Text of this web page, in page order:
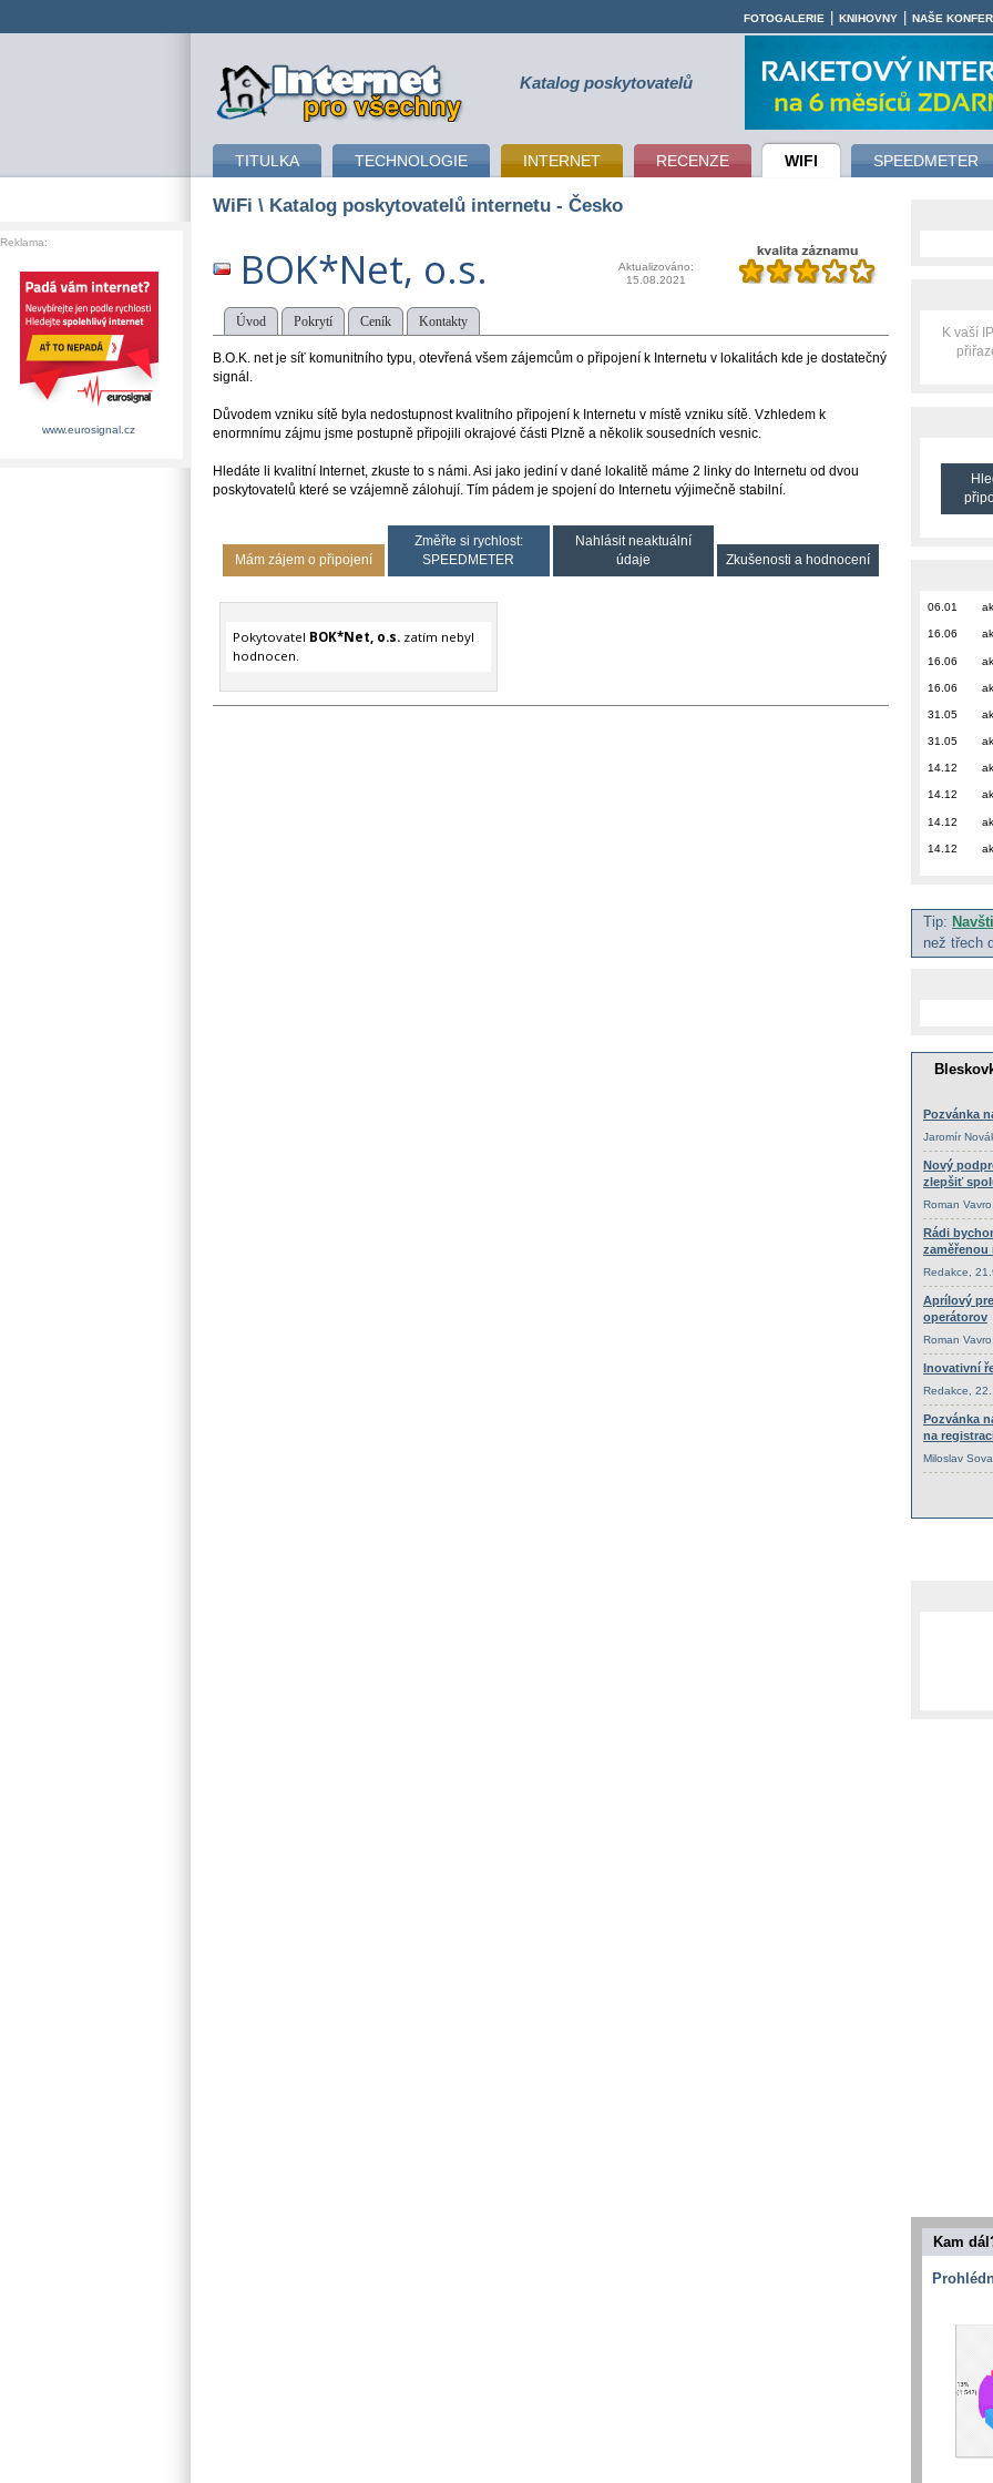
připojení k internetu Katalog poskytovatelů
TITULKA TECHNOLOGIE INTERNET RECENZE WIFI SPEEDMETER
FOTOGALERIE KNIHOVNY NAŠE
WiFi \ Katalog poskytovatelů internetu - Česko
BOK*Net, o.s.
Aktualizováno:
15.08.2021
Úvod Pokrytí Ceník Kontakty
B.O.K. net je síť komunitního typu, otevřená všem zájemcům o připojení k Internetu v lokalitách kde je dostatečný
signál.
Důvodem vzniku sítě byla nedostupnost kvalitního připojení k Internetu v místě vzniku sítě. Vzhledem k
enormnímu zájmu jsme postupně připojili okrajové části Plzně a několik sousedních vesnic.
Hledáte li kvalitní Internet, zkuste to s námi. Asi jako jediní v dané lokalitě máme 2 linky do Internetu od dvou
poskytovatelů které se vzájemně zálohují. Tím pádem je spojení do Internetu výjimečně stabilní.
Mám zájem o připojení
Změřte si rychlost:
SPEEDMETER
Nahlásit neaktuální
údaje
Zkušenosti a hodnocení
Pokytovatel BOK*Net, o.s.zatím nebyl
hodnocen.
K vaší
06.01
16.06
16.06
16.06
31.05
31.05
14.12
14.12
14.12
14.12
Tip:
než třech
Kam
Reklama:
www.eurosignal.cz